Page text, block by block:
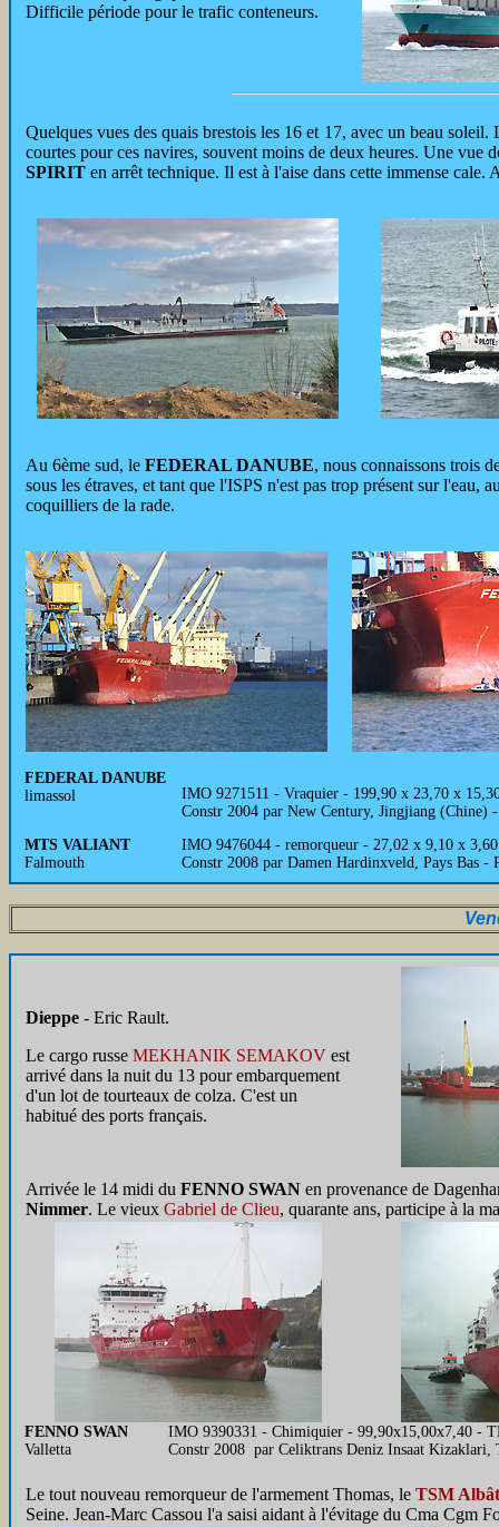
Difficile période pour le trafic conteneurs.
Quelques vues des quais brestois les 16 et 17, avec un beau soleil.
courtes pour ces navires, souvent moins de deux heures. Une
SPIRIT en arrêt technique. Il est à l'aise dans cette immense
Au 6ème sud, le FEDERAL DANUBE, nous connaissons trois
sous les étraves, et tant que l'ISPS n'est pas trop présent sur l'eau,
coquilliers de la rade.
FEDERAL DANUBE
limassol
IMO 9271511 - Vraquier - 199,90 x 23,70 x
Constr 2004 par New Century, Jingjiang (Chine)
MTS VALIANT
Falmouth
IMO 9476044 - remorqueur - 27,02 x 9,10 x
Constr 2008 par Damen Hardinxveld, Pays Bas
Dieppe - Eric Rault.
Le cargo russe MEKHANIK SEMAKOV est
arrivé dans la nuit du 13 pour embarquement
d'un lot de tourteaux de colza. C'est un
habitué des ports français.
Arrivée le 14 midi du FENNO SWAN en provenance de
Nimmer. Le vieux Gabriel de Clieu, quarante ans, participe à la
FENNO SWAN
Valletta
IMO 9390331 - Chimiquier - 99,90x15,00x7,40 -
Constr 2008 par Celiktrans Deniz Insaat
Le tout nouveau remorqueur de l'armement Thomas, le TSM
Seine. Jean-Marc Cassou l'a saisi aidant à l'évitage du Cma Cgm